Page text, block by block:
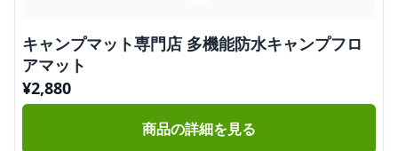
キャンプマット専門店 多機能防水キャンプフロ
アマット
¥2,880
商品の詳細を見る